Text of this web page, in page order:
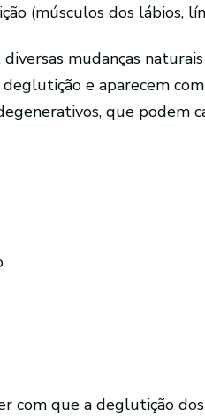
(músculos dos lábios,
mudanças
e aparecem
que podem
com que a deglutição